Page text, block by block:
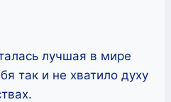
лучшая в мире
так и не хватило духу